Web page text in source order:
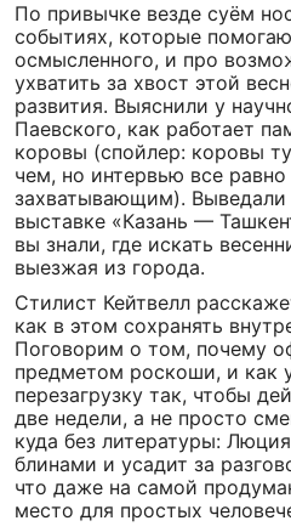
По привычке везде суём
событиях, которые
осмысленного, и про
ухватить за хвост этой
развития. Выяснили у
Паевского, как работает
коровы (спойлер: коровы
чем, но интервью все
захватывающим). Выведали
выставке «Казань —
вы знали, где искать
выезжая из города.
Стилист Кейтвелл
как в этом сохранять
Поговорим о том, почему
предметом роскоши, и как
перезагрузку так, чтобы
две недели, а не просто
куда без литературы:
блинами и усадит за
что даже на самой
место для простых